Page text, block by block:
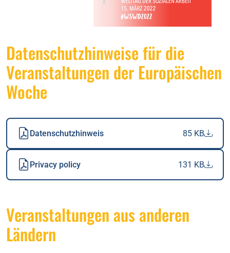
Datenschutzhinweise für die
Veranstaltungen der Europäischen
Woche
Datenschutzhinweis 85 KB
Privacy policy 131 KB
Veranstaltungen aus anderen
Ländern